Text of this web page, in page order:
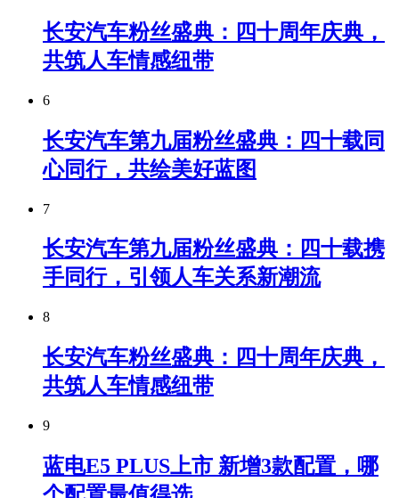
长安汽车粉丝盛典：四十周年庆典，
共筑人车情感纽带
6
长安汽车第九届粉丝盛典：四十载同
心同行，共绘美好蓝图
7
长安汽车第九届粉丝盛典：四十载携
手同行，引领人车关系新潮流
8
长安汽车粉丝盛典：四十周年庆典，
共筑人车情感纽带
9
蓝电E5 PLUS上市 新增3款配置，哪